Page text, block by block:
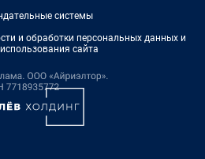
системы
и обработки персональных данных и
сайта